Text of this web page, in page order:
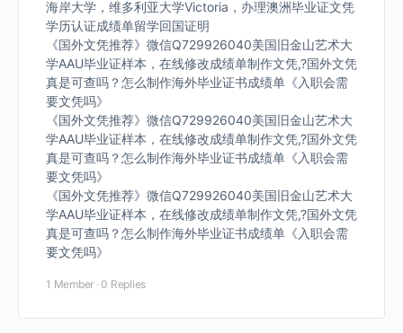
海岸大学，维多利亚大学Victoria，办理澳洲毕业证文凭
学历认证成绩单留学回国证明
《国外文凭推荐》微信Q729926040美国旧金山艺术大
学AAU毕业证样本，在线修改成绩单制作文凭,?国外文凭
真是可查吗？怎么制作海外毕业证书成绩单《入职会需
要文凭吗》
《国外文凭推荐》微信Q729926040美国旧金山艺术大
学AAU毕业证样本，在线修改成绩单制作文凭,?国外文凭
真是可查吗？怎么制作海外毕业证书成绩单《入职会需
要文凭吗》
《国外文凭推荐》微信Q729926040美国旧金山艺术大
学AAU毕业证样本，在线修改成绩单制作文凭,?国外文凭
真是可查吗？怎么制作海外毕业证书成绩单《入职会需
要文凭吗》
1 Member · 0 Replies